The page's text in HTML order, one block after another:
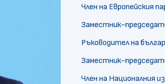
Член на Европейския
Заместник-
Ръководител на
Заместник-
Член на Националния